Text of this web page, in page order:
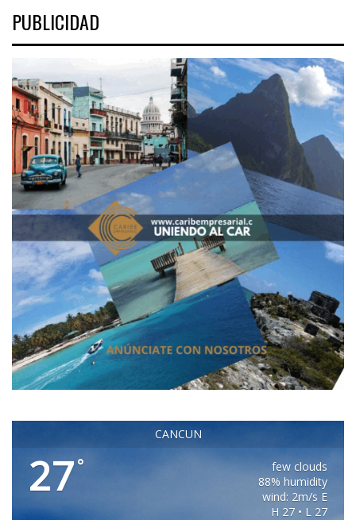
PUBLICIDAD
CANCUN
27°
few clouds
88% humidity
wind: 2m/s E
H 27 • L 27